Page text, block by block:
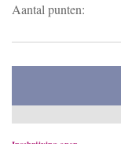
Aantal punten: